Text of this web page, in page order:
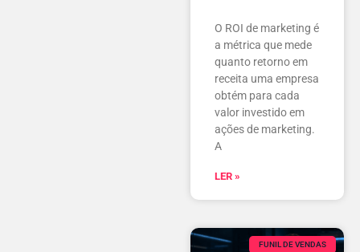
O ROI de marketing é
a métrica que mede
quanto retorno em
receita uma empresa
obtém para cada
valor investido em
ações de marketing.
A
LER »
FUNIL DE VENDAS